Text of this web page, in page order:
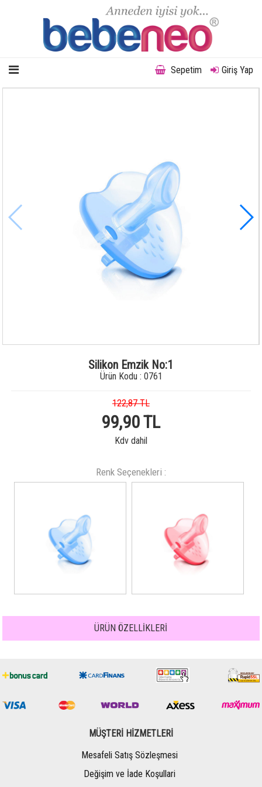
Giriş Yap
Sepetim
Silikon Emzik No:1
Ürün Kodu : 0761
122,87 TL
99,90 TL
Kdv dahil
Renk Seçenekleri :
ÜRÜN ÖZELLİKLERİ
MÜŞTERİ HİZMETLERİ
Mesafeli Satış Sözleşmesi
Değişim ve İade Koşullari